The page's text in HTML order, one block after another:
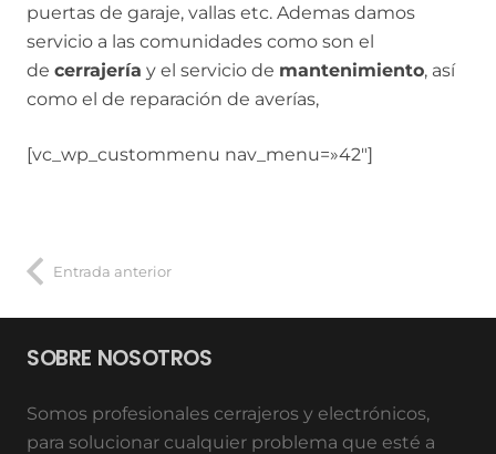
puertas de garaje, vallas etc. Ademas damos
servicio a las comunidades como son el
de cerrajería y el servicio de mantenimiento, así
como el de reparación de averías,
[vc_wp_custommenu nav_menu=»42″]
Entrada anterior
SOBRE NOSOTROS
Somos profesionales cerrajeros y electrónicos,
para solucionar cualquier problema que esté a